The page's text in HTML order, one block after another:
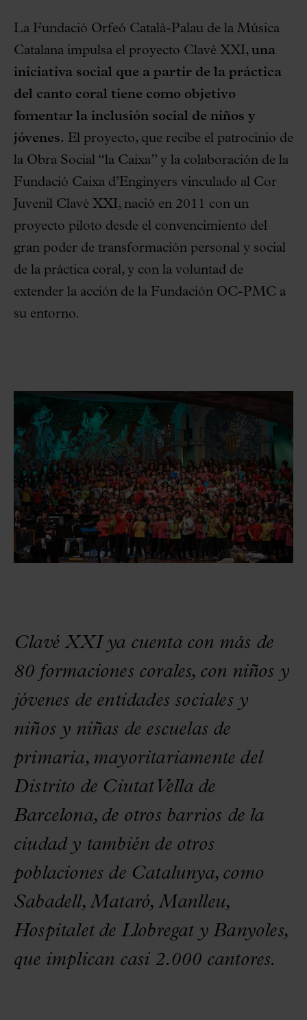
La Fundació Orfeó Català-Palau de la Música
Catalana impulsa el proyecto Clavé XXI, una
iniciativa social que a partir de la práctica
del canto coral tiene como objetivo
fomentar la inclusión social de niños y
jóvenes. El proyecto, que recibe el patrocinio de
la Obra Social “la Caixa” y la colaboración de la
Fundació Caixa d’Enginyers vinculado al Cor
Juvenil Clavé XXI, nació en 2011 con un
proyecto piloto desde el convencimiento del
gran poder de transformación personal y social
de la práctica coral, y con la voluntad de
extender la acción de la Fundación OC-PMC a
su entorno.
Clavé XXI ya cuenta con más de
80 formaciones corales, con niños y
jóvenes de entidades sociales y
niños y niñas de escuelas de
primaria, mayoritariamente del
Distrito de Ciutat Vella de
Barcelona, de otros barrios de la
ciudad y también de otros
poblaciones de Catalunya, como
Sabadell, Mataró, Manlleu,
Hospitalet de Llobregat y Banyoles,
que implican casi 2.000 cantores.